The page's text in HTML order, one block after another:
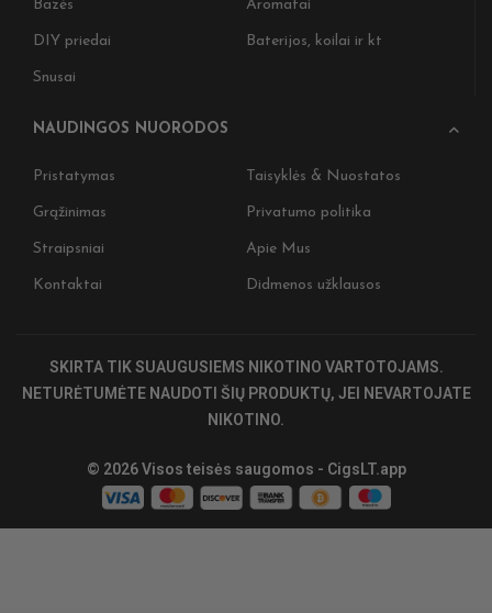
Bazės Aromatai
DIY priedai Baterijos, koilai ir kt
Snusai
NAUDINGOS NUORODOS
Pristatymas Taisyklės & Nuostatos
Grąžinimas Privatumo politika
Straipsniai Apie Mus
Kontaktai Didmenos užklausos
SKIRTA TIK SUAUGUSIEMS NIKOTINO VARTOTOJAMS.
NETURĖTUMĖTE NAUDOTI ŠIŲ PRODUKTŲ, JEI NEVARTOJATE
NIKOTINO.
© 2026 Visos teisės saugomos - CigsLT.app
Nepraleiskite
naujienas 🎉
Užsiprenumeruokite ir
pirkiniui, ankstyvą
specialius CIGSLT
Stay on track. Stay